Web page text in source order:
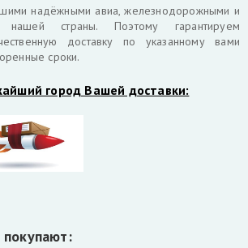
надёжными авиа, железнодорожными и
нашей страны. Поэтому гарантируем
доставку по указанному вами
сроки.
город Вашей доставки: